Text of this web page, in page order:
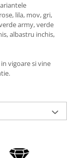
lila, mov, gri,
army, verde
albastru inchis,
vigoare si vine